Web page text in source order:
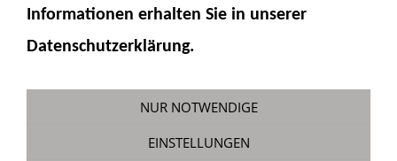
Bauservice WA475
Informationen erhalten Sie in unserer
Datenschutzerklärung.
NUR NOTWENDIGE
EINSTELLUNGEN